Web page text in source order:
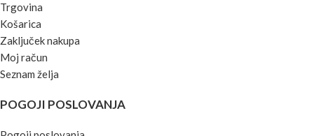
Trgovina
Košarica
Zaključek nakupa
Moj račun
Seznam želja
POGOJI POSLOVANJA